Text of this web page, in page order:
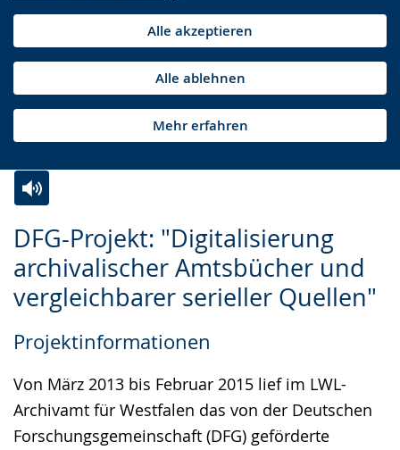
Alle akzeptieren
Alle ablehnen
Mehr erfahren
DFG-Projekt: "Digitalisierung
archivalischer Amtsbücher und
vergleichbarer serieller Quellen"
Projektinformationen
Von März 2013 bis Februar 2015 lief im LWL-
Archivamt für Westfalen das von der Deutschen
Forschungsgemeinschaft (DFG) geförderte
Leichten
Sprache
wechseln.
Audio-
Unterstützung.
Video
in
Deutscher
wird
angezeigt.